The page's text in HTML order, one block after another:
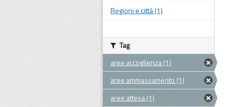
Regioni e città (1)
Tag
aree accoglienza (1)
aree ammassamento (1)
aree attesa (1)